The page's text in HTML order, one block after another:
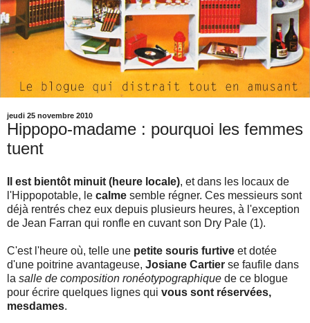
jeudi 25 novembre 2010
Hippopo-madame : pourquoi les femmes
tuent
Il est bientôt minuit (heure locale), et dans les locaux de
l'Hippopotable, le calme semble régner. Ces messieurs sont
déjà rentrés chez eux depuis plusieurs heures, à l'exception
de Jean Farran qui ronfle en cuvant son Dry Pale (1).
C'est l'heure où, telle une petite souris furtive et dotée
d'une poitrine avantageuse, Josiane Cartier se faufile dans
la salle de composition ronéotypographique de ce blogue
pour écrire quelques lignes qui vous sont réservées,
mesdames.